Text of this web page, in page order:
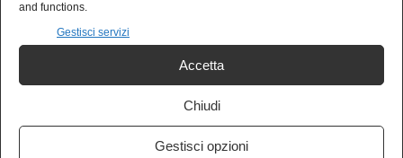
and functions.
Gestisci servizi
Accetta
Chiudi
Gestisci opzioni
Kulturjam.it è un quotidiano indipendente
I nostri articoli sono gratuiti e lo saranno